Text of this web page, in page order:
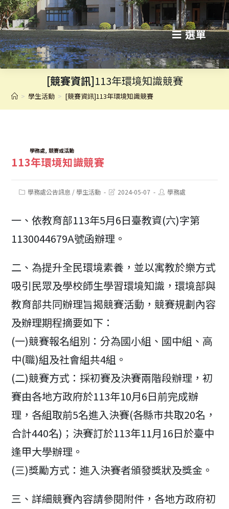
跳
轉
至
主
選單
[競賽資訊]113年環境知識競賽
> 學生活動 > [競賽資訊]113年環境知識競賽
TAGS:學務處, 競賽或活動
113年環境知識競賽
Post學務處公告訊息 / 學生活動
Post2024-05-07
Post學務處
一、依教育部113年5月6日臺教資(六)字第
1130044679A號函辦理。
二、為提升全民環境素養，並以寓教於樂方式
吸引民眾及學校師生學習環境知識，環境部與
教育部共同辦理旨揭競賽活動，競賽規劃內容
及辦理期程摘要如下：
(一)競賽報名組別：分為國小組、國中組、高
中(職)組及社會組共4組。
(二)競賽方式：採初賽及決賽兩階段辦理，初
賽由各地方政府於113年10月6日前完成辦
理，各組取前5名進入決賽(各縣市共取20名，
合計440名)；決賽訂於113年11月16日於臺中
逢甲大學辦理。
(三)獎勵方式：進入決賽者頒發獎狀及獎金。
三、詳細競賽內容請參閱附件，各地方政府初